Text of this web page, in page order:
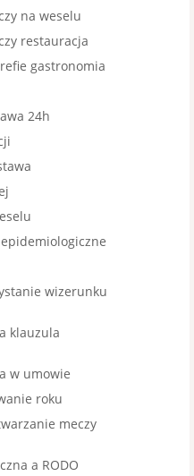
na weselu
restauracja
gastronomia
24h
wizerunku
klauzula
w umowie
roku
meczy
a RODO